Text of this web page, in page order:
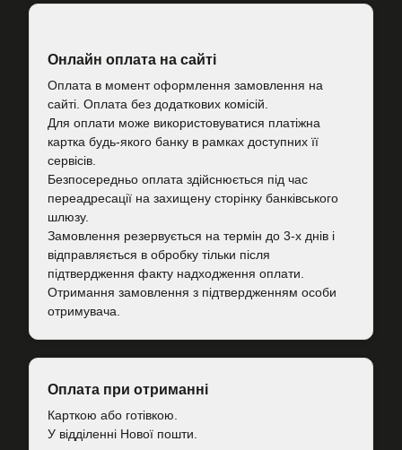
Онлайн оплата на сайті
Оплата в момент оформлення замовлення на
сайті. Оплата без додаткових комісій.
Для оплати може використовуватися платіжна
картка будь-якого банку в рамках доступних її
сервісів.
Безпосередньо оплата здійснюється під час
переадресації на захищену сторінку банківського
шлюзу.
Замовлення резервується на термін до 3-х днів і
відправляється в обробку тільки після
підтвердження факту надходження оплати.
Отримання замовлення з підтвердженням особи
отримувача.
Оплата при отриманні
Карткою або готівкою.
У відділенні Нової пошти.